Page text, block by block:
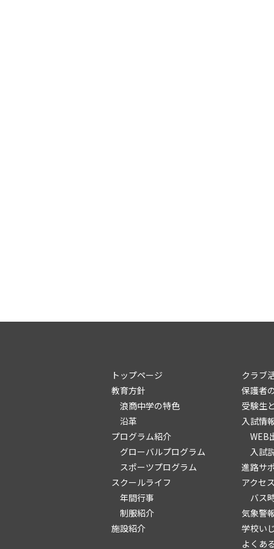
トップページ
教育方針
浪商中学の特色
沿革
プログラム紹介
グローバルプログラム
スポーツプログラム
スクールライフ
年間行事
制服紹介
施設紹介
クラブ
保護者
受験生
入試情
WEB
入試
進路サ
アクセ
バス
気象警
学校い
よくあ